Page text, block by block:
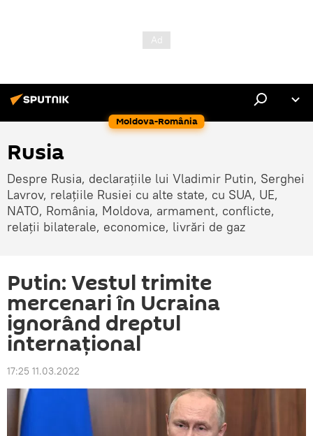
Moldova-România
Rusia
Despre Rusia, declarațiile lui Vladimir Putin, Serghei
Lavrov, relațiile Rusiei cu alte state, cu SUA, UE,
NATO, România, Moldova, armament, conflicte,
relații bilaterale, economice, livrări de gaz
Putin: Vestul trimite
mercenari în Ucraina
ignorând dreptul
internațional
17:25 11.03.2022